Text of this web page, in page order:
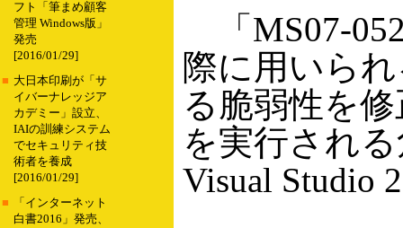
フト「筆まめ顧客
管理 Windows版」
発売
[2016/01/29]
■ 大日本印刷が「サ
イバーナレッジア
カデミー」設立、
IAIの訓練システム
でセキュリティ技
術者を養成
[2016/01/29]
■
「インターネット
白書2016」発売、
「MS07-
際に用いられ
る脆弱性を
を実行され
Visual Studio